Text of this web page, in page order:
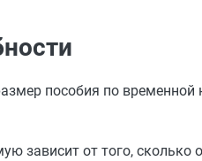
пособия по временной
зависит от того, сколько